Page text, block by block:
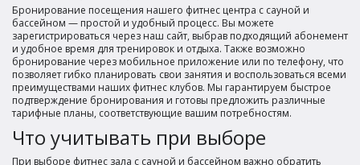
Бронирование посещения нашего фитнес центра с сауной и
бассейном — простой и удобный процесс. Вы можете
зарегистрироваться через наш сайт, выбрав подходящий абонемент
и удобное время для тренировок и отдыха. Также возможно
бронирование через мобильное приложение или по телефону, что
позволяет гибко планировать свои занятия и воспользоваться всеми
преимуществами наших фитнес клубов. Мы гарантируем быстрое
подтверждение бронирования и готовы предложить различные
тарифные планы, соответствующие вашим потребностям.
Что учитывать при выборе
При выборе фитнес зала с сауной и бассейном важно обратить